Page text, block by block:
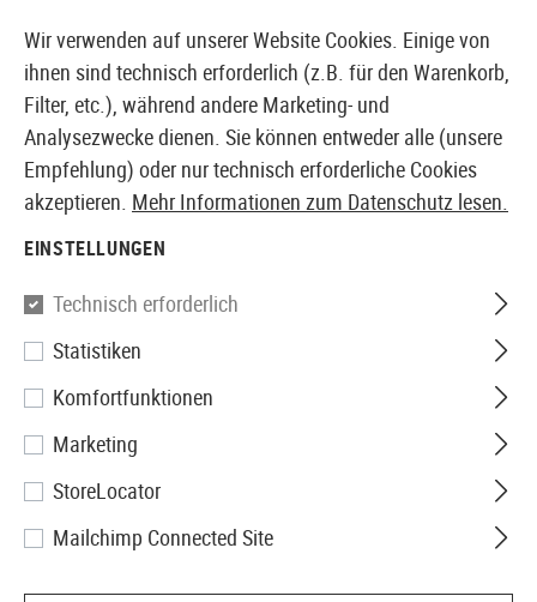
EUROPÄISCHER AIRSOFT SHOP & GROßHÄNDLER
HPA EXTERNALS
33 Produkte
Wir verwenden auf unserer Website Cookies. Einige von
ihnen sind technisch erforderlich (z.B. für den Warenkorb,
Filter, etc.), während andere Marketing- und
Analysezwecke dienen. Sie können entweder alle (unsere
Empfehlung) oder nur technisch erforderliche Cookies
akzeptieren. Mehr Informationen zum Datenschutz lesen.
EINSTELLUNGEN
Technisch erforderlich
Statistiken
Komfortfunktionen
Marketing
StoreLocator
Mailchimp Connected Site